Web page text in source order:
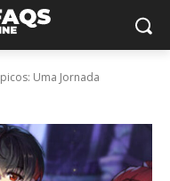
Uma Jornada